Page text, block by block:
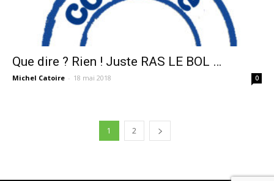
Que dire ? Rien ! Juste RAS LE BOL …
Michel Catoire - 18 mai 2018 0
1 2